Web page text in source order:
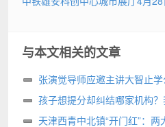
与本文相关的文章
张演觉导师应邀主讲大智止
孩子想提分却纠结哪家机构
天津西青中北镇“开门红”：